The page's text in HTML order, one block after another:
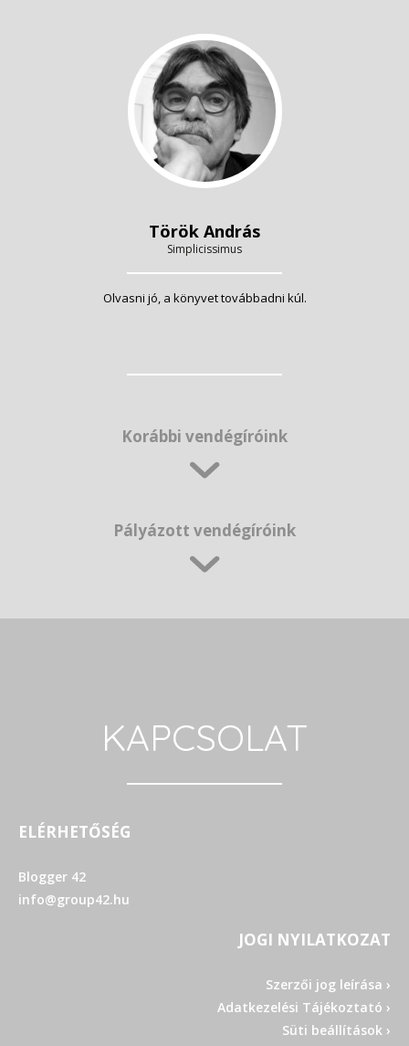
Török András
Simplicissimus
Olvasni jó, a könyvet továbbadni kúl.
Korábbi vendégíróink
Pályázott vendégíróink
KAPCSOLAT
ELÉRHETŐSÉG
Blogger 42
info@group42.hu
JOGI NYILATKOZAT
Szerzői jog leírása ›
Adatkezelési Tájékoztató ›
Süti beállítások ›